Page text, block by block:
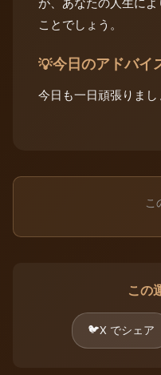
ことでしょう。
💡今日のアドバイ
今日も一日頑張りまし
こ
この
🐦X でシェア